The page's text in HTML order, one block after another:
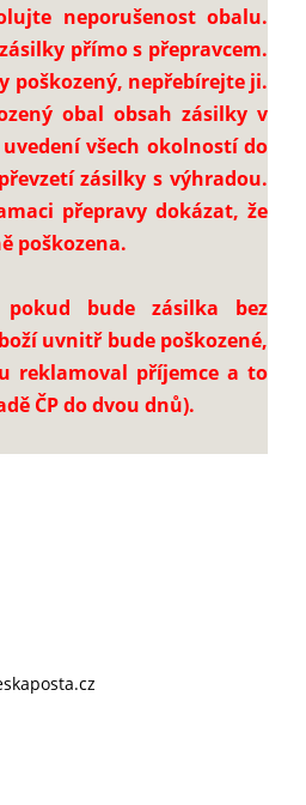
neporušenost obalu.
přímo s přepravcem.
poškozený, nepřebírejte ji.
obal obsah zásilky v
všech okolností do
zásilky s výhradou.
přepravy dokázat, že
poškozena.
pokud bude zásilka bez
uvnitř bude poškozené,
reklamoval příjemce a to
ČP do dvou dnů).